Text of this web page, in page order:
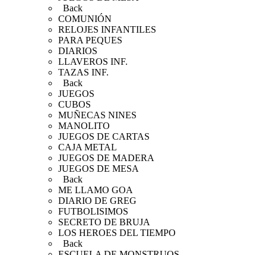
Back
COMUNIÓN
RELOJES INFANTILES
PARA PEQUES
DIARIOS
LLAVEROS INF.
TAZAS INF.
Back
JUEGOS
CUBOS
MUÑECAS NINES
MANOLITO
JUEGOS DE CARTAS
CAJA METAL
JUEGOS DE MADERA
JUEGOS DE MESA
Back
ME LLAMO GOA
DIARIO DE GREG
FUTBOLISIMOS
SECRETO DE BRUJA
LOS HEROES DEL TIEMPO
Back